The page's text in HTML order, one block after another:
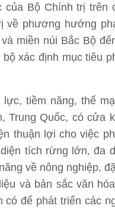
Bộ Chính trị trên
về phương hướng
miền núi Bắc Bộ
xác định mục tiêu
tiềm năng, thế
Trung Quốc, có cửa
thuận lợi cho việc
tích rừng lớn, đa
về nông nghiệp,
và bản sắc văn
để phát triển các